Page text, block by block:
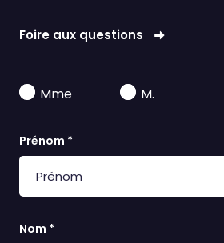
Foire aux questions
Mme M.
Prénom *
Nom *